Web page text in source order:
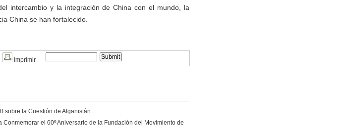
intercambio y la integración de China con el mundo, la
China se han fortalecido.
Imprimir
sobre la Cuestión de Afganistán
el 60º Aniversario de la Fundación del Movimiento de